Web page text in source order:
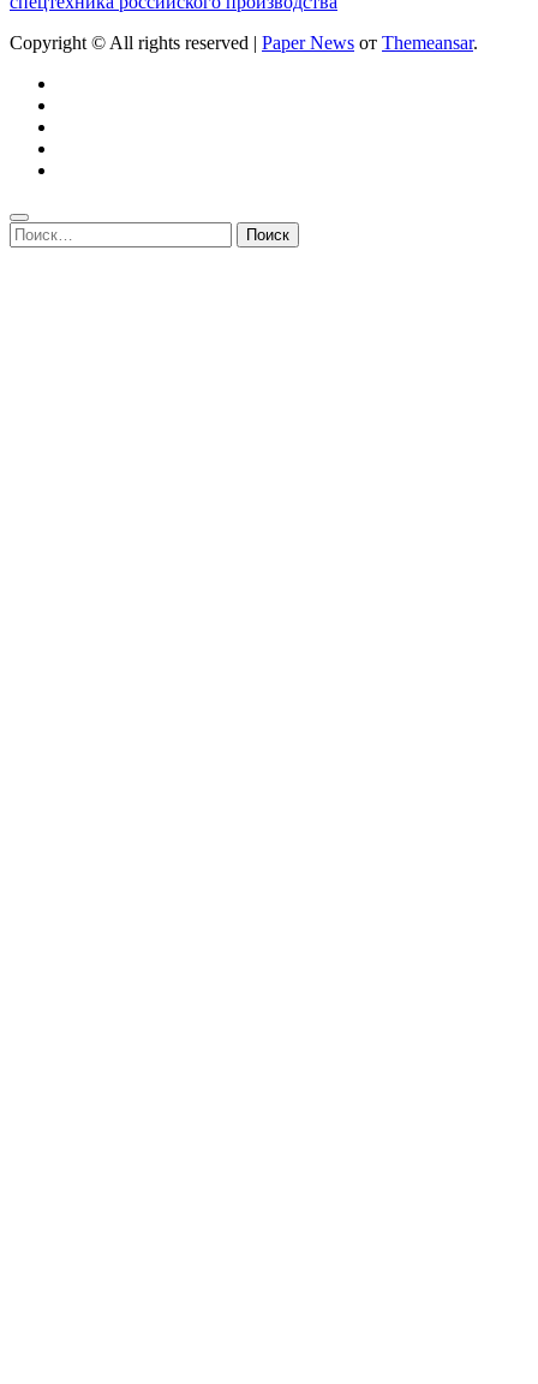
Copyright © All rights reserved | Paper News от Themeansar.
Найти: